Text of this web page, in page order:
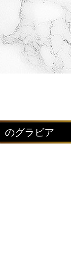
のグラビア